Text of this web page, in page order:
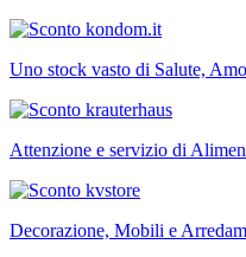
Uno stock vasto di Salute,
Attenzione e servizio di
Decorazione, Mobili e